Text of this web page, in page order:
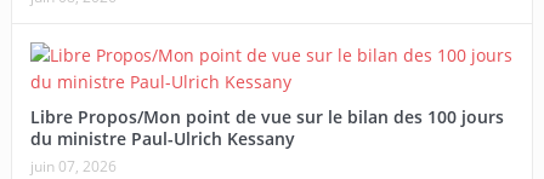
Libre Propos/Mon point de vue sur le bilan des 100 jours
du ministre Paul-Ulrich Kessany
juin 07, 2026